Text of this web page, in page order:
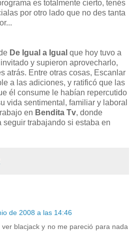
es totalmente cierto, tenés
por otro lado que no des tanta
De Igual a Igual que hoy tuvo a
y supieron aprovecharlo,
atrás. Entre otras cosas, Escanlar
a las adiciones, y ratificó que las
él consume le habían repercutido
vida sentimental, familiar y laboral
en Bendita Tv, donde
trabajando si estaba en
de 2008 a las 14:46
blacjack y no me pareció para nada